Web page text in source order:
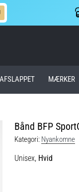
AFSLAPPET MÆRKER
Bånd BFP
Kategori: Nyankomne
Unisex, Hvid